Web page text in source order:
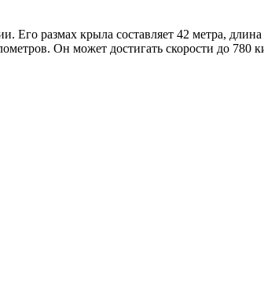
размах крыла составляет 42 метра,
Он может достигать скорости до 780